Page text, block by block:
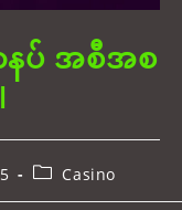
နပ် အစီအစ
PostCasino